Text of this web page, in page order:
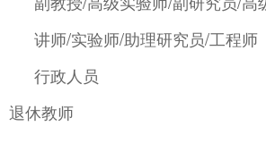
讲师/实验师/助理研究员/工程师
行政人员
退休教师